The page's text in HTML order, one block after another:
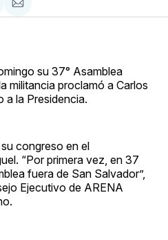
Compartir
via
su 37° Asamblea
militancia proclamó a Carlos
a la Presidencia.
congreso en el
“Por primera vez, en 37
fuera de San Salvador”,
Ejecutivo de ARENA